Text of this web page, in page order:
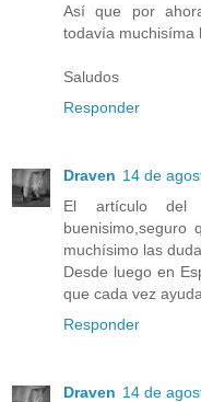
Así que por
todavía muchisíma
Saludos
Responder
Draven 14 de
El artículo del
muchísimo las
Desde luego en
que cada vez
Responder
Draven 14 de